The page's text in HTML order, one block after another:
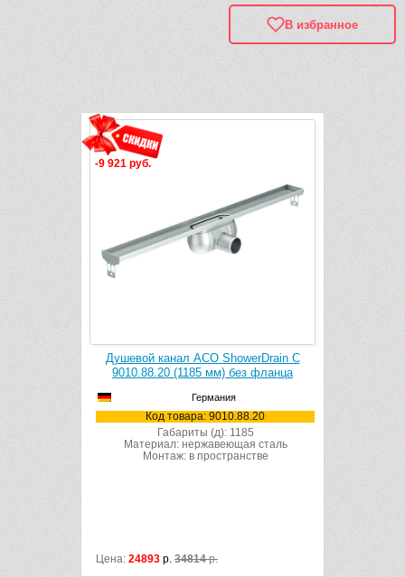
В избранное
-9 921 руб.
Душевой канал ACO ShowerDrain C
9010.88.20 (1185 мм) без фланца
Германия
Код товара: 9010.88.20
Габариты (д): 1185
Материал: нержавеющая сталь
Монтаж: в пространстве
Цена: 24893 р. 34814р.